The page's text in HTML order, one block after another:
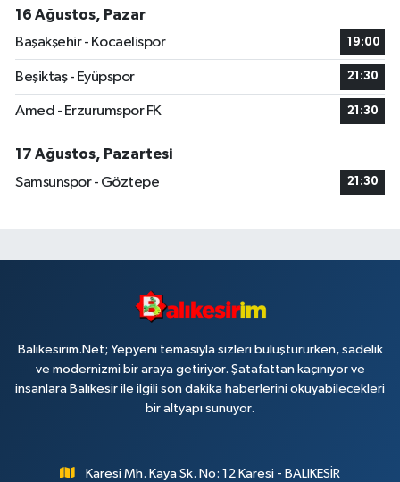
16 Ağustos, Pazar
Başakşehir - Kocaelispor
19:00
Beşiktaş - Eyüpspor 21:30
Amed - Erzurumspor FK 21:30
17 Ağustos, Pazartesi
Samsunspor - Göztepe
21:30
Balikesirim.Net; Yepyeni temasıyla sizleri buluştururken, sadelik
ve modernizmi bir araya getiriyor. Şatafattan kaçınıyor ve
insanlara Balıkesir ile ilgili son dakika haberlerini okuyabilecekleri
bir altyapı sunuyor.
Karesi Mh. Kaya Sk. No: 12 Karesi - BALIKESİR